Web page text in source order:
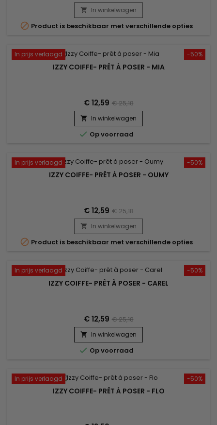
 In winkelwagen
 Product is beschikbaar met verschillende opties
-50%
In prijs verlaagd
IZZY COIFFE- PRÊT À POSER - MIA
€ 12,59 € 25,18
 In winkelwagen
 Op voorraad
-50%
In prijs verlaagd
IZZY COIFFE- PRÊT À POSER - OUMY
€ 12,59 € 25,18
 In winkelwagen
 Product is beschikbaar met verschillende opties
-50%
In prijs verlaagd
IZZY COIFFE- PRÊT À POSER - CAREL
€ 12,59 € 25,18
 In winkelwagen
 Op voorraad
-50%
In prijs verlaagd
IZZY COIFFE- PRÊT À POSER - FLO